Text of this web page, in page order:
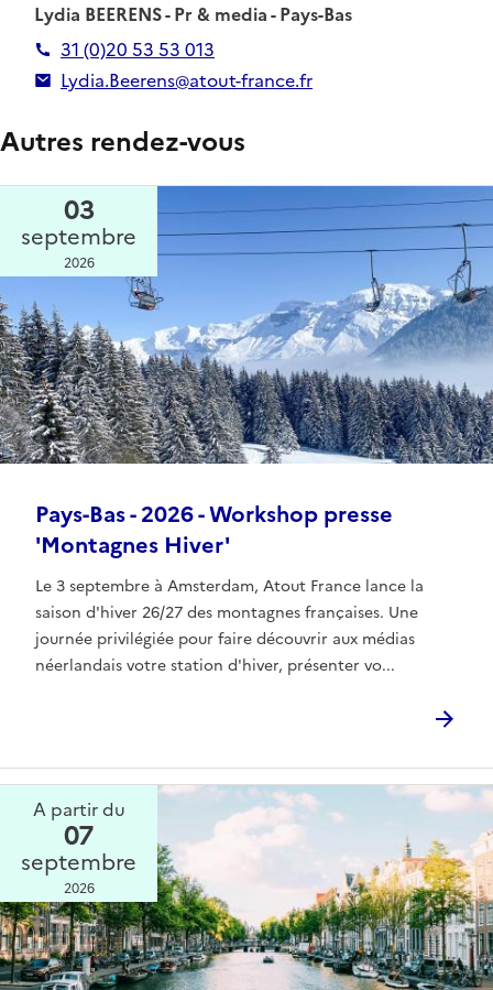
Lydia BEERENS - Pr & media - Pays-Bas
31 (0)20 53 53 013
Lydia.Beerens@atout-france.fr
Autres rendez-vous
Pays-Bas - 2026 - Workshop presse
'Montagnes Hiver'
Le 3 septembre à Amsterdam, Atout France lance la
saison d'hiver 26/27 des montagnes françaises. Une
journée privilégiée pour faire découvrir aux médias
néerlandais votre station d'hiver, présenter vo...
03
septembre
2026
A partir du
07
septembre
2026